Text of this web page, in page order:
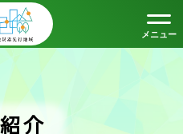
メニュー
介